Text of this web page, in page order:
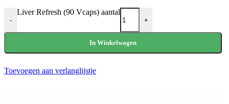
-
Liver Refresh (90 Vcaps) aantal
+
In Winkelwagen
Toevoegen aan verlanglijstje